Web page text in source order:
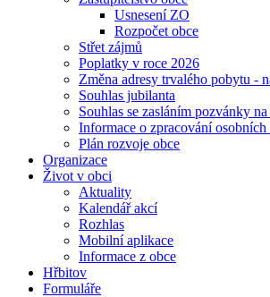
Usnesení ZO
Rozpočet obce
Střet zájmů
Poplatky v roce 2026
Změna adresy trvalého pobytu -
Souhlas jubilanta
Souhlas se zasláním pozvánky
Informace o zpracování osobních
Plán rozvoje obce
Organizace
Život v obci
Aktuality
Kalendář akcí
Rozhlas
Mobilní aplikace
Informace z obce
Hřbitov
Formuláře